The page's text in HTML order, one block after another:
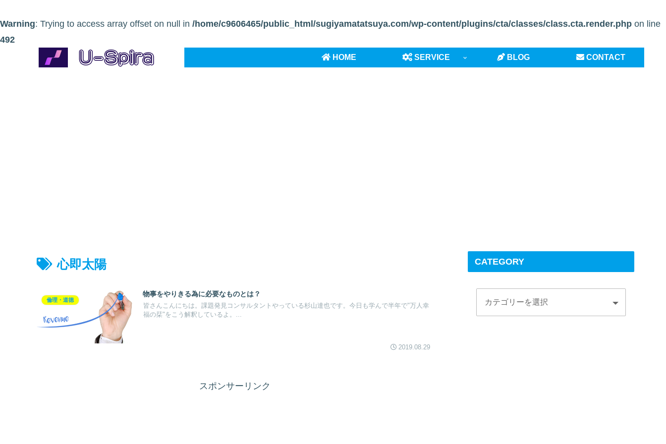
Warning: Trying to access array offset on null in /home/c9606465/public_html/sugiyamatatsuya.com/wp-content/plugins/cta/classes/class.cta.render.php on line
492
HOME SERVICE BLOG CONTACT
心即太陽
倫理・道徳
物事をやりきる為に必要なものとは？
皆さんこんにちは。課題発見コンサルタントやっている杉山達也です。今日も学んで半年で"万人幸
福の栞"をこう解釈しているよ。...
2019.08.29
スポンサーリンク
CATEGORY